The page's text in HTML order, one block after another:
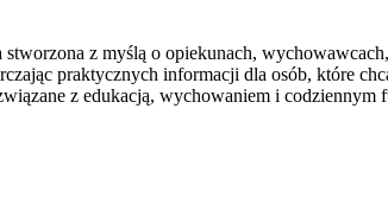
z myślą o opiekunach,
praktycznych informacji dla osób, które
z edukacją, wychowaniem i